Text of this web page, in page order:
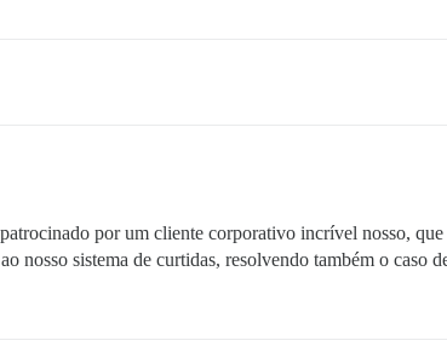
por um cliente corporativo incrível nosso,
nosso sistema de curtidas, resolvendo também o caso